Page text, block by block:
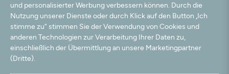
und personalisierter Werbung verbessern können. Durch die
Nutzung unserer Dienste oder durch Klick auf den Button „Ich
stimme zu“ stimmen Sie der Verwendung von Cookies und
anderen Technologien zur Verarbeitung Ihrer Daten zu,
einschließlich der Übermittlung an unsere Marketingpartner
(Dritte).